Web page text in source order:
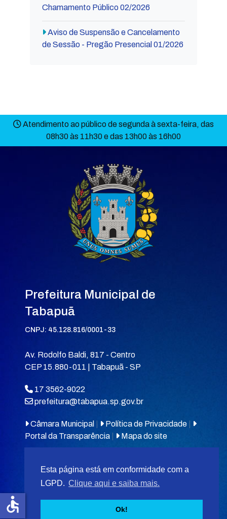
Esta página está em conformidade com a
LGPD. Clique aqui e saiba mais.
Ok!
Chamamento Público 02/2026
Aviso de Suspensão e Cancelamento
de Sessão - Pregão Presencial 01/2026
Atendimento ao público de segunda à sexta-feira, das
08h30 às 11h30 e das 13h00 às 16h00
Prefeitura Municipal de
Tabapuã
CNPJ: 45.128.816/0001-33
Av. Rodolfo Baldi, 817 - Centro
CEP 15.880-011 | Tabapuã - SP
17 3562-9022
prefeitura@tabapua.sp.gov.br
Câmara Municipal Política de Privacidade
Portal da Transparência
Mapa do site
© 2026MIT Tabapuã.
accessible